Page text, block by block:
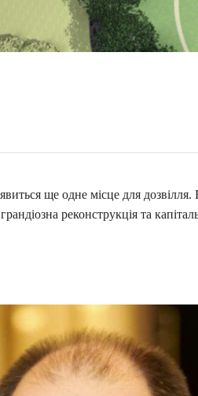
ще одне місце для
реконструкція та